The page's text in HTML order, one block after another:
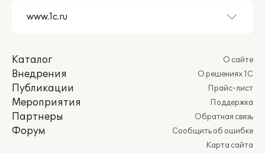
Каталог
Внедрения
Публикации
Мероприятия
Партнеры
Форум
О сайте
О решениях 1С
Прайс-лист
Поддержка
Обратная связь
Сообщить об ошибке
Карта сайта